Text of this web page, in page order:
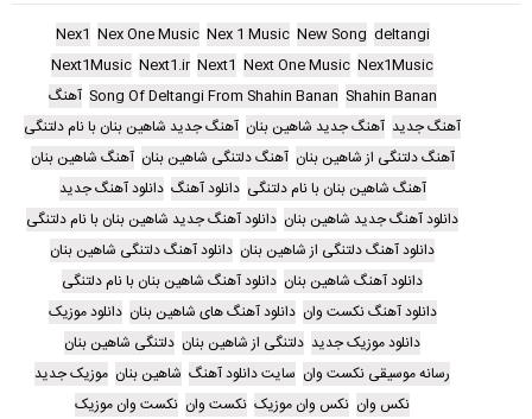
deltangi
New Song
Nex 1 Music
Nex One Music
Nex1
Nex1Music
Next One Music
Next1
Next1.ir
Next1Music
Shahin Banan
Song Of Deltangi From Shahin Banan آهنگ
آهنگ جدید آهنگ جدید شاهین بنان آهنگ جدید شاهین بنان با نام دلتنگی
آهنگ دلتنگی از شاهین بنان آهنگ دلتنگی شاهین بنان آهنگ شاهین بنان
آهنگ شاهین بنان با نام دلتنگی دانلود آهنگ دانلود آهنگ جدید
دانلود آهنگ جدید شاهین بنان دانلود آهنگ جدید شاهین بنان با نام دلتنگی
دانلود آهنگ دلتنگی از شاهین بنان دانلود آهنگ دلتنگی شاهین بنان
دانلود آهنگ شاهین بنان دانلود آهنگ شاهین بنان با نام دلتنگی
دانلود آهنگ نکست وان دانلود آهنگ های شاهین بنان دانلود موزیک
دانلود موزیک جدید دلتنگی از شاهین بنان دلتنگی شاهین بنان
رسانه موسیقی نکست وان سایت دانلود آهنگ شاهین بنان موزیک جدید
نکس وان نکس وان موزیک نکست وان نکست وان موزیک